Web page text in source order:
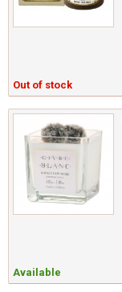
Out of stock
Available